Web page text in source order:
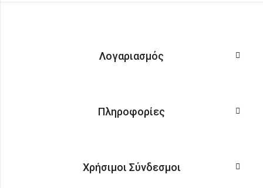
Λογαριασμός
Πληροφορίες
Χρήσιμοι Σύνδεσμοι